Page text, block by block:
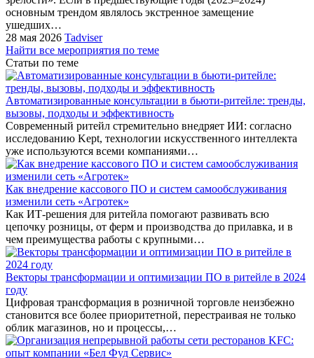
основным трендом являлось экстренное замещение
ушедших…
28 мая 2026 Tadviser
Найти все мероприятия по теме
Статьи по теме
Автоматизированные консультации в бьюти-ритейле: тренды,
вызовы, подходы и эффективность
Современный ритейл стремительно внедряет ИИ: согласно
исследованию Kept, технологии искусственного интеллекта
уже используются всеми компаниями…
Как внедрение кассового ПО и систем самообслуживания
изменили сеть «Агротек»
Как ИТ-решения для ритейла помогают развивать всю
цепочку розницы, от ферм и производства до прилавка, и в
чем преимущества работы с крупными…
Векторы трансформации и оптимизации ПО в ритейле в 2024
году
Цифровая трансформация в розничной торговле неизбежно
становится все более приоритетной, перестраивая не только
облик магазинов, но и процессы,…